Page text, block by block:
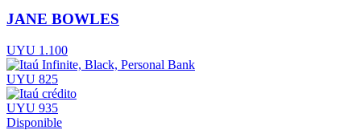
JANE BOWLES
UYU 1.100
UYU 825
UYU 935
Disponible